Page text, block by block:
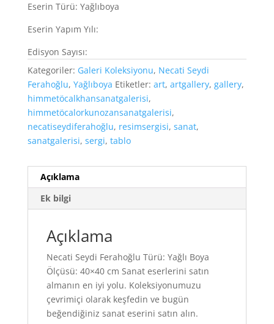
Eserin Türü: Yağlıboya
Eserin Yapım Yılı:
Edisyon Sayısı:
Kategoriler: Galeri Koleksiyonu, Necati Seydi
Ferahoğlu, Yağlıboya Etiketler: art, artgallery, gallery,
himmetöcalkhansanatgalerisi,
himmetöcalorkunozansanatgalerisi,
necatiseydiferahoğlu, resimsergisi, sanat,
sanatgalerisi, sergi, tablo
Açıklama
Ek bilgi
Açıklama
Necati Seydi Ferahoğlu Türü: Yağlı Boya
Ölçüsü: 40×40 cm Sanat eserlerini satın
almanın en iyi yolu. Koleksiyonumuzu
çevrimiçi olarak keşfedin ve bugün
beğendiğiniz sanat eserini satın alın.